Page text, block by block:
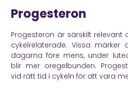
Progesteron
Progesteron är särskilt
cykelrelaterade. Vissa
dagarna före mens, under
blir mer oregelbunden.
vid rätt tid i cykeln för att vara